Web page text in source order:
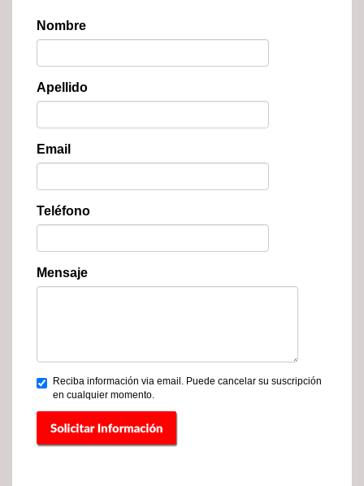
Nombre
Apellido
Email
Teléfono
Mensaje
Reciba información via email. Puede cancelar su suscripción
en cualquier momento.